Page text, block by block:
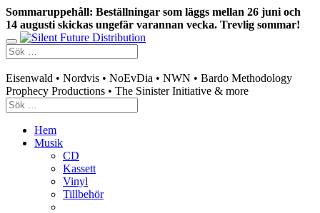
Sommaruppehåll: Beställningar som läggs mellan 26 juni och
14 augusti skickas ungefär varannan vecka. Trevlig sommar!
Eisenwald • Nordvis • NoEvDia • NWN • Bardo Methodology
Prophecy Productions • The Sinister Initiative & more
Hem
Musik
CD
Kassett
Vinyl
Tillbehör